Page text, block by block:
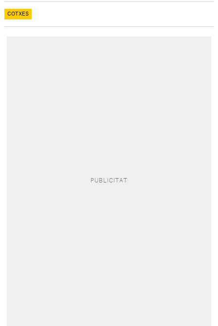
COTXES